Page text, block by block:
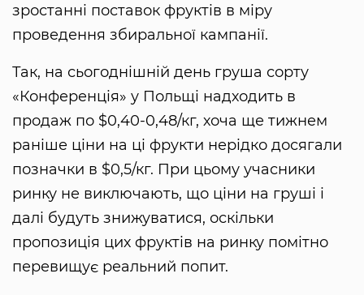
зростанні поставок фруктів в міру
проведення збиральної кампанії.
Так, на сьогоднішній день груша сорту
«Конференція» у Польщі надходить в
продаж по $0,40-0,48/кг, хоча ще тижнем
раніше ціни на ці фрукти нерідко досягали
позначки в $0,5/кг. При цьому учасники
ринку не виключають, що ціни на груші і
далі будуть знижуватися, оскільки
пропозиція цих фруктів на ринку помітно
перевищує реальний попит.